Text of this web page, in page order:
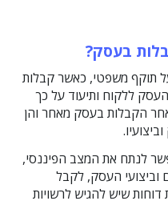
בעסק?
תוקף משפטי, כאשר קבלות
ללקוח ותיעוד על כך
הקבלות בעסק מאחר והן
לנתח את המצב הפיננסי,
וביצועי העסק, לקבל
שיש להגיש לרשויות